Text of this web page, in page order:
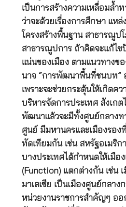
เป็นการสร้างความเหลื่อมล้ำ
ว่าจะด้วยเรื่องการศึกษา แหล่
โครงสร้างพื้นฐาน สาธารณูป
สาธารณูปการ ถ้าคิดจะแก้ไ
แน่นของเมือง ตามแนวทางข
นาจ “การพัฒนาพื้นที่ชนบท”
เพราะจะช่วยกระตุ้นให้เกิดคว
บริหารจัดการประเทศ สังเก
พัฒนาแล้วจะมีทั้งศูนย์กลางท
ศูนย์ มีมหานครและเมืองรอง
ทัดเทียมกัน เช่น สหรัฐอเมริ
บางประเทศได้กำหนดให้เมือ
(Function) แตกต่างกัน เช่น
มาเลเซีย เป็นเมืองศูนย์กลา
หน่วยงานราชการสำคัญๆ ออ